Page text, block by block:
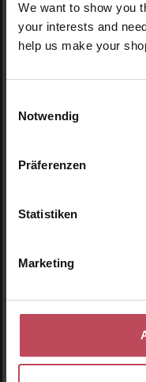
We want to show you
your interests and
help us make your
Notwendig
Präferenzen
Statistiken
Marketing
Muskulatur.
angezogen, Arme liegen
Nabel zur
Schulterblätter
Beine nach
wie der untere Rücken
und Beine nacheinander